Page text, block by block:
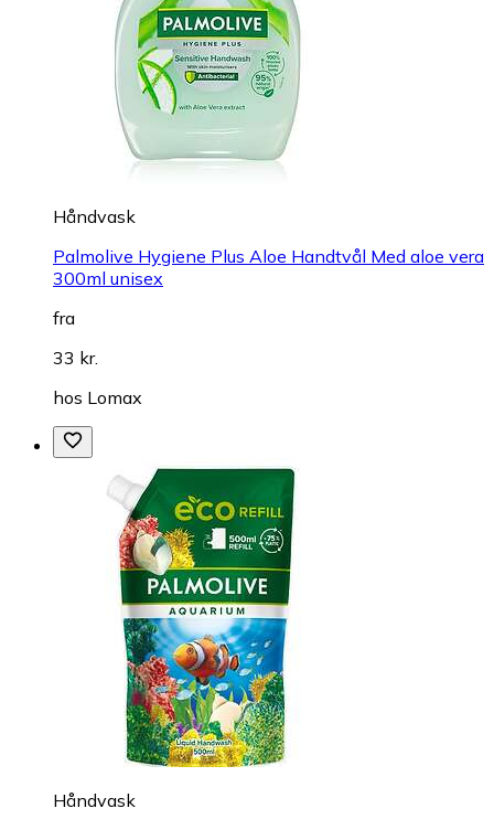
Håndvask
Palmolive Hygiene Plus Aloe Handtvål Med aloe vera
300ml unisex
fra
33 kr.
hos Lomax
Håndvask